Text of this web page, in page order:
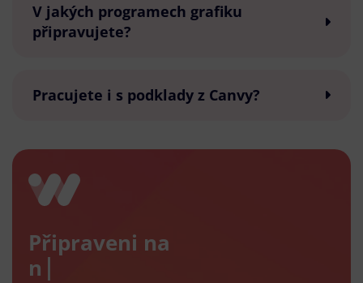
V jakých programech grafiku
připravujete?
Pracujete i s podklady z Canvy?
Připraveni na
nový e